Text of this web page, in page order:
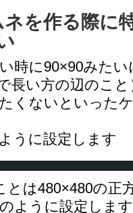
を作る際に
時に90×90みた
長い方の辺のこ
くないといった
うに設定します
とは480×480の正
ように設定しま